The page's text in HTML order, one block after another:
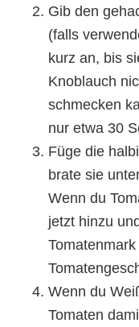
Gib den
(falls
kurz an, bis
Knoblauch
schmecken
nur etwa 30
Füge die
brate sie
Wenn du
jetzt hinzu
Wenn du
Tomaten